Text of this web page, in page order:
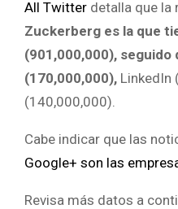
All Twitter detalla que la
Zuckerberg es la que
(901,000,000), seguido
(170,000,000), LinkedIn
(140,000,000).
Cabe indicar que las
Google+ son las
Revisa más datos a